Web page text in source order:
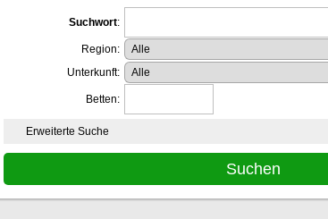
Suchwort:
Region:
Unterkunft:
Betten:
Erweiterte Suche